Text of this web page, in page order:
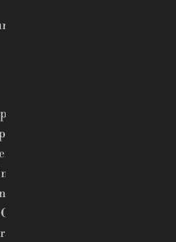
/ prima consumazione al
e arrangiatrice nata a
di musica e arte di ogni
musicale complessa,
e generi diversi. Laura
Nel 2009 completa i suoi
di Capannori, e decide di
e Lingua Americana